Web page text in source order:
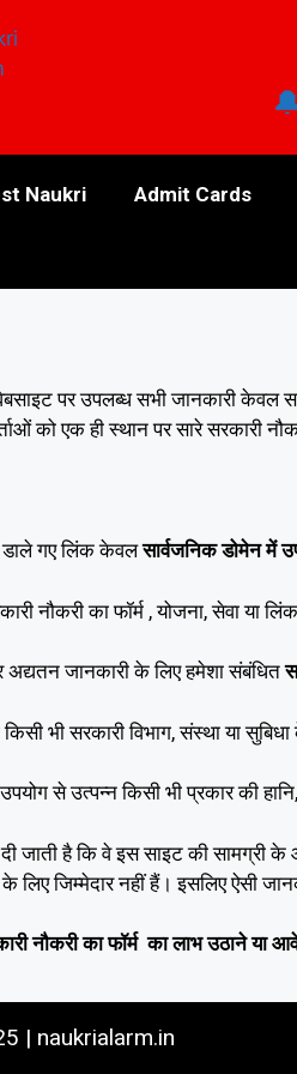
Naukri Admit Cards
पर उपलब्ध सभी जानकारी केवल
को एक ही स्थान पर सारे सरकारी
डाले गए लिंक केवलसार्वजनिक डोमेन में
नौकरी का फॉर्म , योजना, सेवा या
जानकारी के लिए हमेशा संबंधित
भी सरकारी विभाग, संस्था या
से उत्पन्न किसी भी प्रकार की
जाती है कि वे इस साइट की सामग्री
के लिए जिम्मेदार नहीं हैं। इसलिए ऐसी
नौकरी का फॉर्म का लाभ उठाने
| naukrialarm.in